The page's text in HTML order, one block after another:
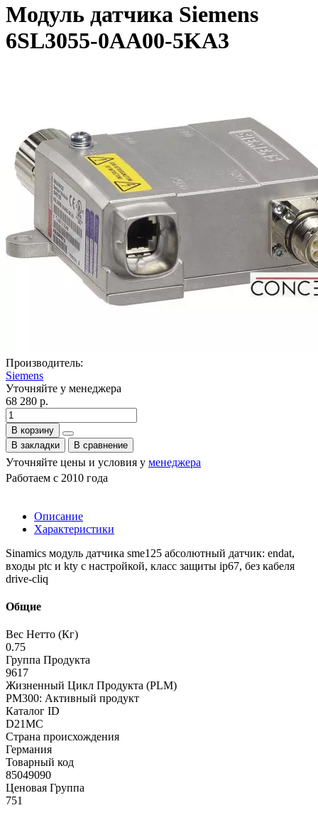
Модуль датчика Siemens
6SL3055-0AA00-5KA3
Производитель:
Siemens
Уточняйте у менеджера
68 280 р.
В корзину
В закладки
В сравнение
Уточняйте цены и условия у менеджера
Работаем с 2010 года
Описание
Характеристики
Sinamics модуль датчика sme125 абсолютный датчик: endat,
входы ptc и kty с настройкой, класс защиты ip67, без кабеля
drive-cliq
Общие
Вес Нетто (Кг)
0.75
Группа Продукта
9617
Жизненный Цикл Продукта (PLM)
PM300: Активный продукт
Каталог ID
D21MC
Страна происхождения
Германия
Товарный код
85049090
Ценовая Группа
751